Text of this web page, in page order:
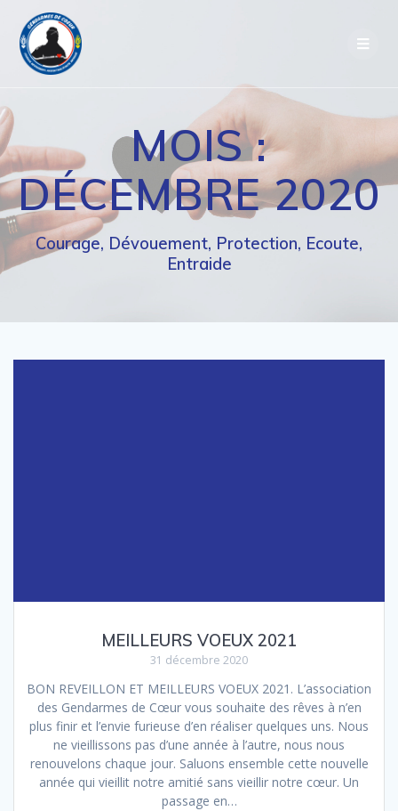
MOIS :
DÉCEMBRE 2020
Courage, Dévouement, Protection, Ecoute,
Entraide
MEILLEURS VOEUX 2021
31 décembre 2020
BON REVEILLON ET MEILLEURS VOEUX 2021. L’association
des Gendarmes de Cœur vous souhaite des rêves à n’en
plus finir et l’envie furieuse d’en réaliser quelques uns. Nous
ne vieillissons pas d’une année à l’autre, nous nous
renouvelons chaque jour. Saluons ensemble cette nouvelle
année qui vieillit notre amitié sans vieillir notre cœur. Un
passage en…